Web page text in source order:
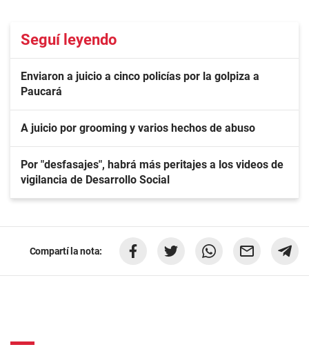
Seguí leyendo
Enviaron a juicio a cinco policías por la golpiza a
Paucará
A juicio por grooming y varios hechos de abuso
Por "desfasajes", habrá más peritajes a los videos de
vigilancia de Desarrollo Social
Compartí la nota: